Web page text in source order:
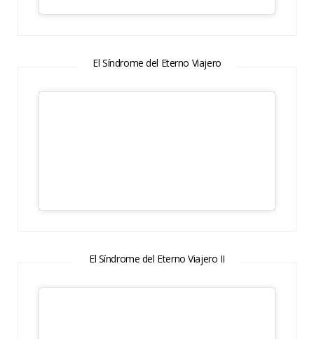
El Síndrome del Eterno Viajero
El Síndrome del Eterno Viajero II